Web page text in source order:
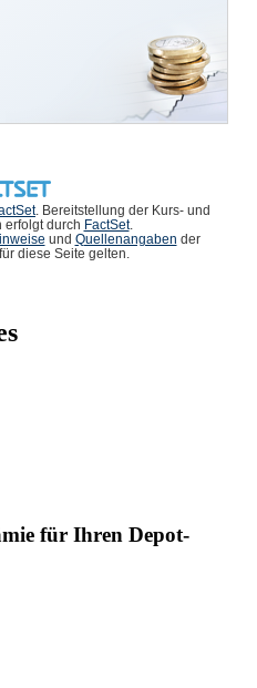
. Bereitstellung der Kurs- und
erfolgt durch FactSet.
und Quellenangaben der
diese Seite gelten.
für Ihren Depot-